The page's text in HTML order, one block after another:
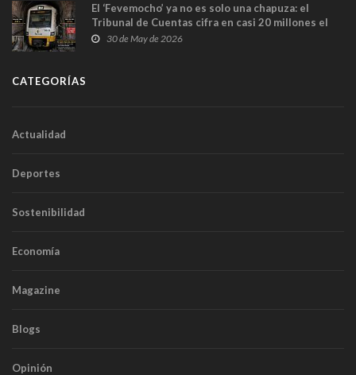
El ‘Fevemocho’ ya no es solo una chapuza: el
Tribunal de Cuentas cifra en casi 20 millones el
sobrecoste de los trenes que no cabían por los
30 de May de 2026
CATEGORÍAS
Actualidad
Deportes
Sostenibilidad
Economía
Magazine
Blogs
Opinión